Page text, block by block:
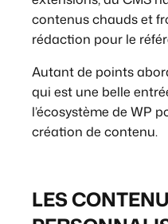
contenus chauds et
rédaction pour le
Autant de points
qui est une belle
l’écosystème de WP
création de contenu.
LES